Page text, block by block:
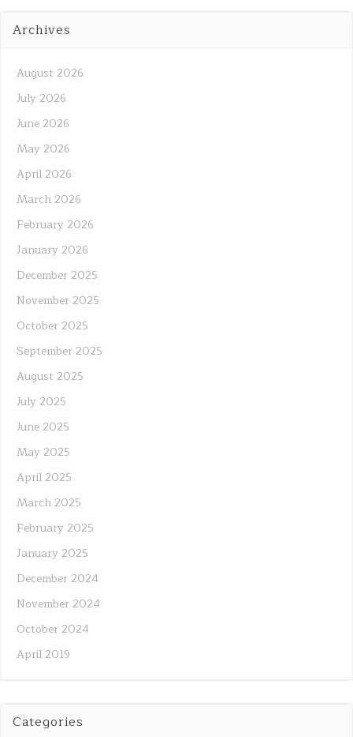
Archives
August 2026
July 2026
June 2026
May 2026
April 2026
March 2026
February 2026
January 2026
December 2025
November 2025
October 2025
September 2025
August 2025
July 2025
June 2025
May 2025
April 2025
March 2025
February 2025
January 2025
December 2024
November 2024
October 2024
April 2019
Categories